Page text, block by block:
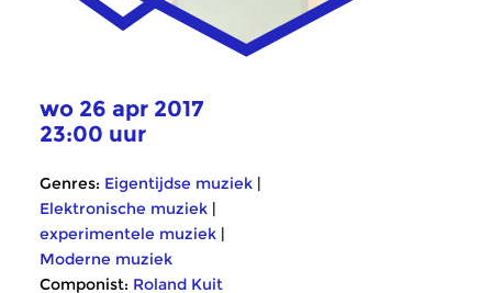
wo 26 apr 2017
23:00 uur
Genres: Eigentijdse muziek |
Elektronische muziek |
experimentele muziek |
Moderne muziek
Componist: Roland Kuit